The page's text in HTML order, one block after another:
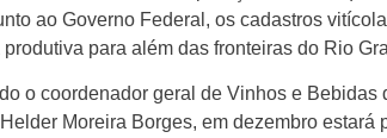
ao Governo Federal, os cadastros
para além das fronteiras do Rio
o coordenador geral de Vinhos e
Moreira Borges, em dezembro